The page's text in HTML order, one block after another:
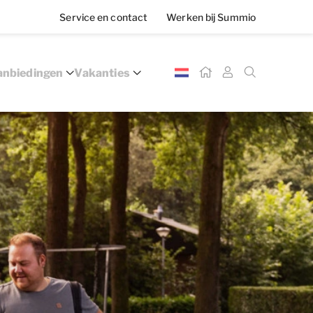
Service en contact Werken bij Summio
Vakanties